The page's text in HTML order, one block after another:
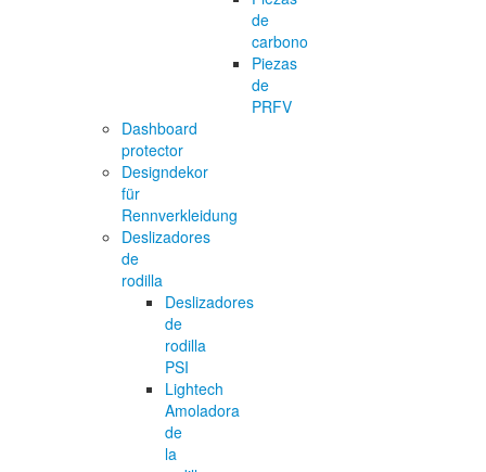
de
carbono
Piezas
de
PRFV
Dashboard
protector
Designdekor
für
Rennverkleidung
Deslizadores
de
rodilla
Deslizadores
de
rodilla
PSI
Lightech
Amoladora
de
la